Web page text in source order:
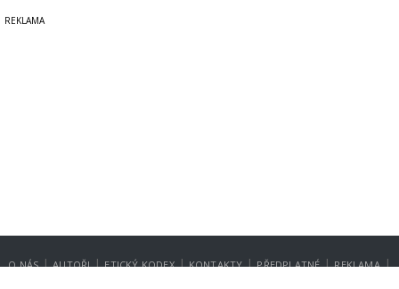
O NÁS | AUTOŘI | ETICKÝ KODEX | KONTAKTY | PŘEDPLATNÉ | REKLAMA |